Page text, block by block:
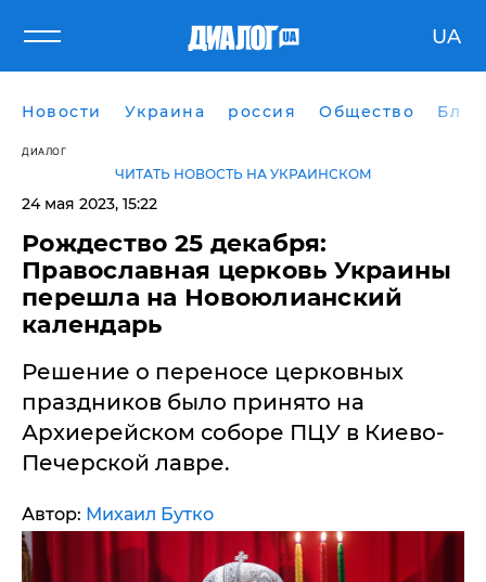
UA
Новости Украина россия Общество
ДИАЛОГ
ЧИТАТЬ НОВОСТЬ НА УКРАИНСКОМ
24 мая 2023, 15:22
Рождество 25 декабря:
Православная церковь Украины
перешла на Новоюлианский
календарь
Решение о переносе церковных
праздников было принято на
Архиерейском соборе ПЦУ в Киево-
Печерской лавре.
Автор: Михаил Бутко